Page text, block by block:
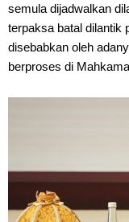
semula dijadwalkan
terpaksa batal dilantik
disebabkan oleh
berproses di